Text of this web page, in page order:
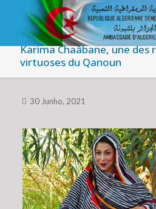
Karima Chaâbane, une des
virtuoses du Qanoun
30 Junho, 2021